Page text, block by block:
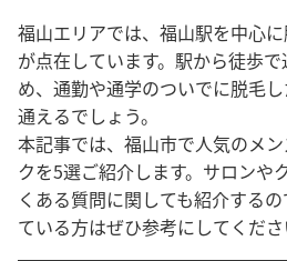
福山エリアでは、福山駅を中心
が点在しています。駅から徒歩
め、通勤や通学のついでに脱毛
通えるでしょう。
本記事では、福山市で人気のメ
クを5選ご紹介します。サロンや
くある質問に関しても紹介する
ている方はぜひ参考にしてくださ